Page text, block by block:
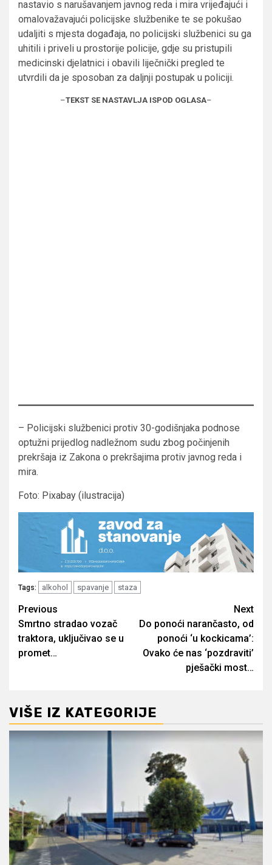
nastavio s narušavanjem javnog reda i mira vrijeđajući i
omalovažavajući policijske službenike te se pokušao
udaljiti s mjesta događaja, no policijski službenici su ga
uhitili i priveli u prostorije policije, gdje su pristupili
medicinski djelatnici i obavili liječnički pregled te
utvrdili da je sposoban za daljnji postupak u policiji.
–TEKST SE NASTAVLJA ISPOD OGLASA–
– Policijski službenici protiv 30-godišnjaka podnose
optužni prijedlog nadležnom sudu zbog počinjenih
prekršaja iz Zakona o prekršajima protiv javnog reda i
mira.
Foto: Pixabay (ilustracija)
Tags: alkohol spavanje staza
Post
navigation
Previous
Smrtno stradao vozač
traktora, uključivao se u
promet…
Next
Do ponoći narančasto, od
ponoći ‘u kockicama’:
Ovako će nas ‘pozdraviti’
pješački most…
VIŠE IZ KATEGORIJE